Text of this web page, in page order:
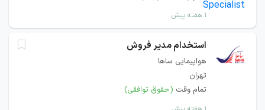
۱ هفته پیش
استخدام مدیر فروش
هواپیمایی ساها
تهران
تمام وقت (حقوق توافقی)